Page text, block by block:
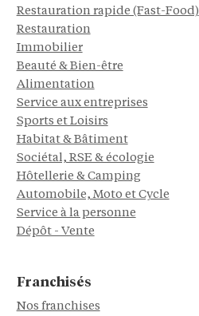
Restauration rapide (Fast-Food)
Restauration
Immobilier
Beauté & Bien-être
Alimentation
Service aux entreprises
Sports et Loisirs
Habitat & Bâtiment
Sociétal, RSE & écologie
Hôtellerie & Camping
Automobile, Moto et Cycle
Service à la personne
Dépôt - Vente
Franchisés
Nos franchises